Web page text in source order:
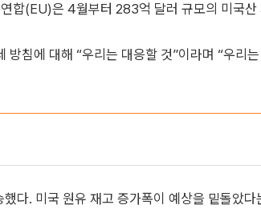
합(EU)은 4월부터 283억 달러 규모의 미국
방침에 대해 “우리는 대응할 것”이라며 “우리
다. 미국 원유 재고 증가폭이 예상을 밑돌았